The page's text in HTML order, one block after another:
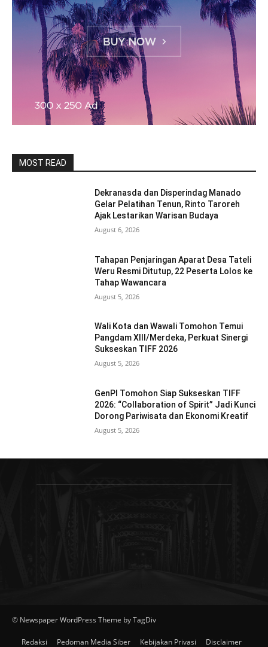
MOST READ
Dekranasda dan Disperindag Manado
Gelar Pelatihan Tenun, Rinto Taroreh
Ajak Lestarikan Warisan Budaya
August 6, 2026
Tahapan Penjaringan Aparat Desa Tateli
Weru Resmi Ditutup, 22 Peserta Lolos ke
Tahap Wawancara
August 5, 2026
Wali Kota dan Wawali Tomohon Temui
Pangdam XIII/Merdeka, Perkuat Sinergi
Sukseskan TIFF 2026
August 5, 2026
GenPI Tomohon Siap Sukseskan TIFF
2026: “Collaboration of Spirit” Jadi Kunci
Dorong Pariwisata dan Ekonomi Kreatif
August 5, 2026
© Newspaper WordPress Theme by TagDiv
Redaksi Pedoman Media Siber Kebijakan Privasi Disclaimer